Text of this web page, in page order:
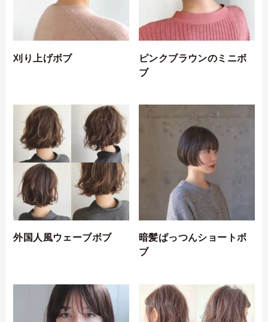
刈り上げボブ
ピンクブラウンのミニボ
ブ
外国人風ウェーブボブ
暗髪ぱっつんショートボ
ブ